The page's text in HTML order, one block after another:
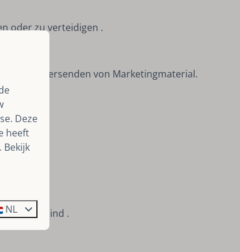
oder zu verteidigen .
zum Versenden von Marketingmaterial.
unrichtig sind .
Deze
heeft
Bekijk
NL